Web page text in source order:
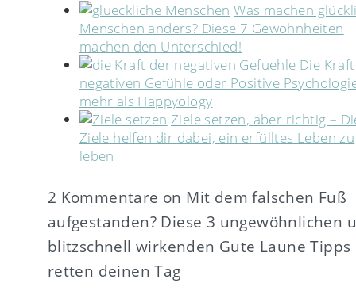
Was machen
Menschen anders? Diese 7 Gewohnheiten
machen den Unterschied!
Die
negativen Gefühle oder Positive
mehr als Happyology
Ziele setzen, aber richtig –
Ziele helfen dir dabei, ein erfülltes Leben zu
leben
2 Kommentare on Mit dem falschen Fuß
aufgestanden? Diese 3 ungewöhnlichen
blitzschnell wirkenden Gute Laune Tipps
retten deinen Tag